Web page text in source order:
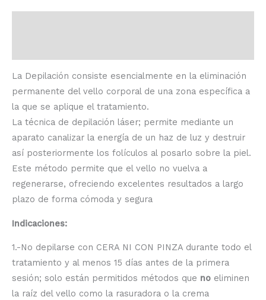
La Depilación consiste esencialmente en la eliminación
permanente del vello corporal de una zona específica a
la que se aplique el tratamiento.
La técnica de depilación láser; permite mediante un
aparato canalizar la energía de un haz de luz y destruir
así posteriormente los folículos al posarlo sobre la piel.
Este método permite que el vello no vuelva a
regenerarse, ofreciendo excelentes resultados a largo
plazo de forma cómoda y segura
Indicaciones:
1.-No depilarse con CERA NI CON PINZA durante todo el
tratamiento y al menos 15 días antes de la primera
sesión; solo están permitidos métodos que no eliminen
la raíz del vello como la rasuradora o la crema